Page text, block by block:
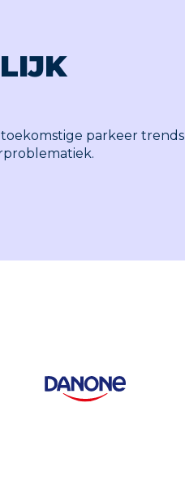
parkeer trends